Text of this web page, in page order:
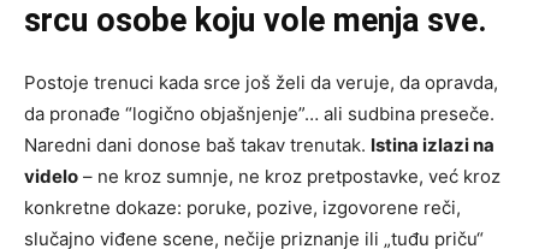
srcu osobe koju vole menja sve.
Postoje trenuci kada srce još želi da veruje, da opravda,
da pronađe “logično objašnjenje”… ali sudbina preseče.
Naredni dani donose baš takav trenutak. Istina izlazi na
videlo – ne kroz sumnje, ne kroz pretpostavke, već kroz
konkretne dokaze: poruke, pozive, izgovorene reči,
slučajno viđene scene, nečije priznanje ili „tuđu priču“